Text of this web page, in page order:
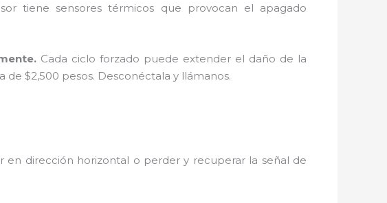
tiene sensores térmicos que provocan el apagado
Cada ciclo forzado puede extender el daño de la
$2,500 pesos. Desconéctala y llámanos.
en dirección horizontal o perder y recuperar la señal de